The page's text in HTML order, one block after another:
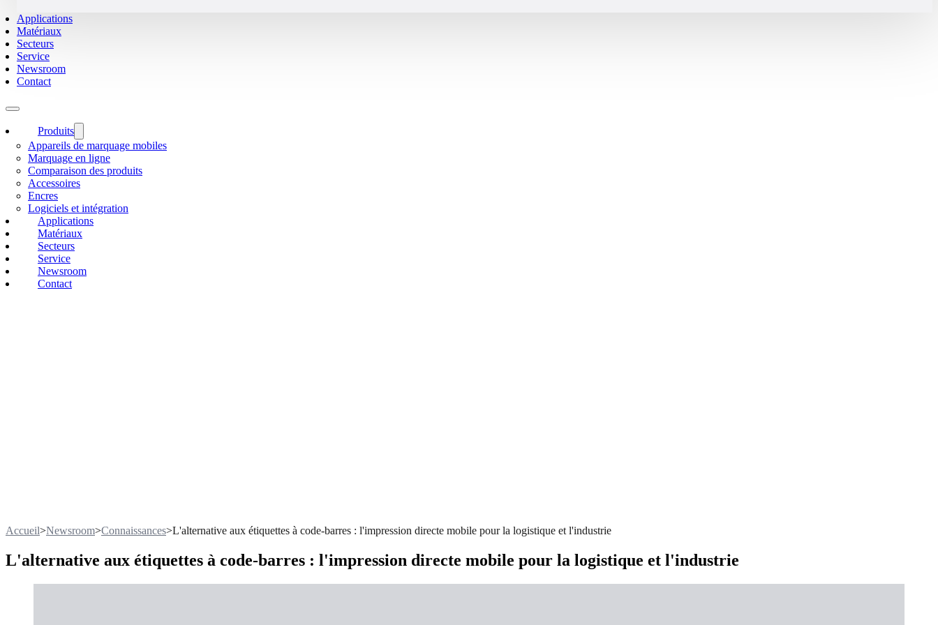
Applications
Matériaux
Secteurs
Service
Newsroom
Contact
Produits
Appareils de marquage mobiles
Marquage en ligne
Comparaison des produits
Accessoires
Encres
Logiciels et intégration
Applications
Matériaux
Secteurs
Service
Newsroom
Contact
Accueil>Newsroom>Connaissances>L'alternative aux étiquettes à code-barres : l'impression directe mobile pour la logistique et l'industrie
L'alternative aux étiquettes à code-barres : l'impression directe mobile pour la logistique et l'industrie